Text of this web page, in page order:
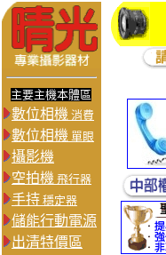
主要主機本體區
數位相機 消費
數位相機 單眼
攝影機
空拍機 飛行器
手持 穩定器
儲能行動電源
出清特價區